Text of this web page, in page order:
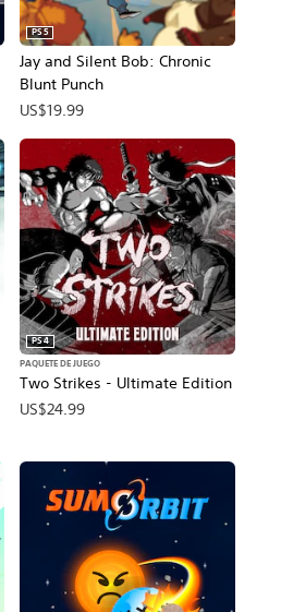
Jay and Silent Bob: Chronic
Blunt Punch
PS5
US$19.99
Two Strikes - Ultimate Edition
PS4
PAQUETE DE JUEGO
US$24.99